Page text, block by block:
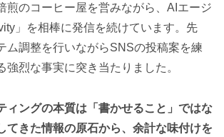
煎のコーヒー屋を営みながら、AIエージ
」を相棒に発信を続けています。先
ム調整を行いながらSNSの投稿案を練
強烈な事実に突き当たりました。
ィングの本質は「書かせること」ではな
てきた情報の原石から、余計な味付けを